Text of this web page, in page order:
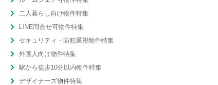
二人暮らし向け物件特集
LINE問合せ可物件特集
セキュリティ・防犯重視物件特集
外国人向け物件特集
駅から徒歩10分以内物件特集
デザイナーズ物件特集